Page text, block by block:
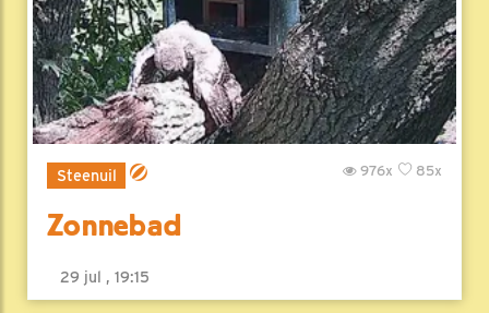
Steenuil 85x
976x
Zonnebad
29 jul , 19:15